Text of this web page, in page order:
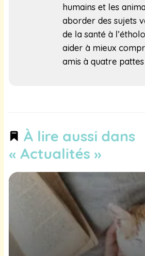
humains et les
aborder des sujets
de la santé à
aider à mieux
amis à quatre
À lire aussi dans
« Actualités »